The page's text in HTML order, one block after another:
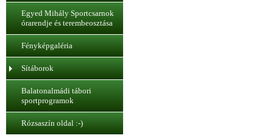
Egyed Mihály Sportcsarnok
órarendje és terembeosztása
Fényképgaléria
Sítáborok
Balatonalmádi tábori
sportprogramok
Rózsaszín oldal :-)